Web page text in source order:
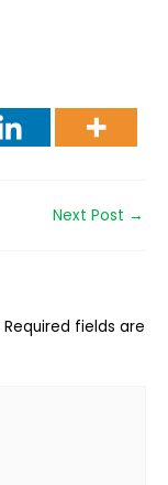
Next Post →
Required fields are